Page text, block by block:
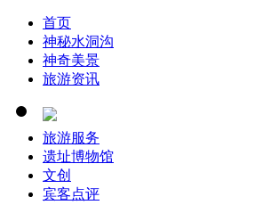
首页
神秘水洞沟
神奇美景
旅游资讯
旅游服务
遗址博物馆
文创
宾客点评